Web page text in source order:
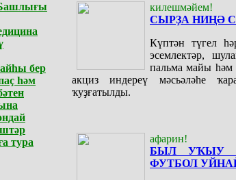
бер
һәм
тура
килешмәйем!
СЫРҘА НИҢӘ
Күптән түгел
эсемлектәр,
пальма майы һәм
акциз индереү мәсьәләһе
ҡуҙғатылды.
афарин!
БЫЛ УҠЫУ
ФУТБОЛ